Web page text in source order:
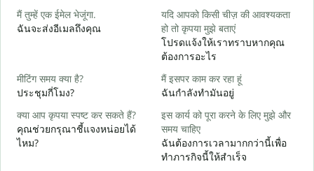
मैं तुम्हें एक ईमेल भेजूंगा.
ฉันจะส่งอีเมลถึงคุณ
यदि आपको किसी चीज़ की आवश्यकता
हो तो कृपया मुझे बताएं
โปรดแจ้งให้เราทราบหากคุณ
ต้องการอะไร
मीटिंग समय क्या है?
ประชุมกี่โมง?
मैं इसपर काम कर रहा हूं
ฉันกำลังทำมันอยู่
क्या आप कृपया स्पष्ट कर सकते हैं?
คุณช่วยกรุณาชี้แจงหน่อยได้
ไหม?
इस कार्य को पूरा करने के लिए मुझे और
समय चाहिए
ฉันต้องการเวลามากกว่านี้เพื่อ
ทำภารกิจนี้ให้สำเร็จ